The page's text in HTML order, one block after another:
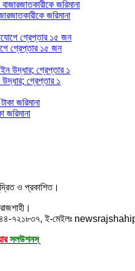
জরিমানা
গ্রেপ্তার ১৫ জন
উদ্ধার; গ্রেপ্তার ১
জরিমানা
ও প্রকাশিত।
৭২১৮৩৭, ই-মেইলঃ
সলউশনস্